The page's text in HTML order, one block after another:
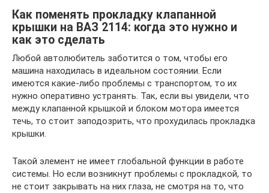
Как поменять прокладку клапанной
крышки на ВАЗ 2114: когда это нужно и
как это сделать
Любой автолюбитель заботится о том, чтобы его
машина находилась в идеальном состоянии. Если
имеются какие-либо проблемы с транспортом, то их
нужно оперативно устранять. Так, если вы увидели, что
между клапанной крышкой и блоком мотора имеется
течь, то стоит заподозрить, что прохудилась прокладка
крышки.
Такой элемент не имеет глобальной функции в работе
системы. Но если возникнут проблемы с прокладкой, то
не стоит закрывать на них глаза, не смотря на то, что